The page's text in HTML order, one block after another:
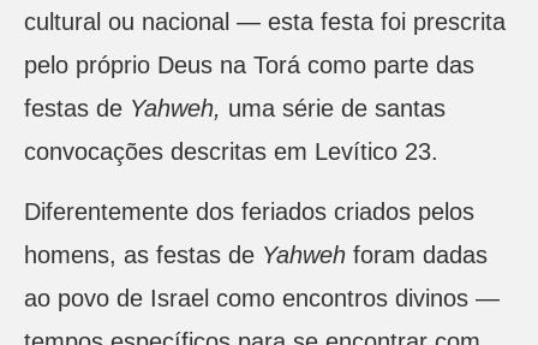
cultural ou nacional — esta festa foi prescrita
pelo próprio Deus na Torá como parte das
festas de Yahweh, uma série de santas
convocações descritas em Levítico 23.
Diferentemente dos feriados criados pelos
homens, as festas de Yahweh foram dadas
ao povo de Israel como encontros divinos —